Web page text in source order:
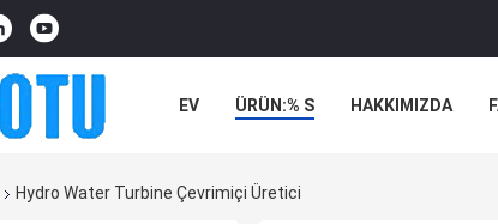
EV ÜRÜN:% S HAKKIMIZDA
Hydro Water Turbine Çevrimiçi Üretici